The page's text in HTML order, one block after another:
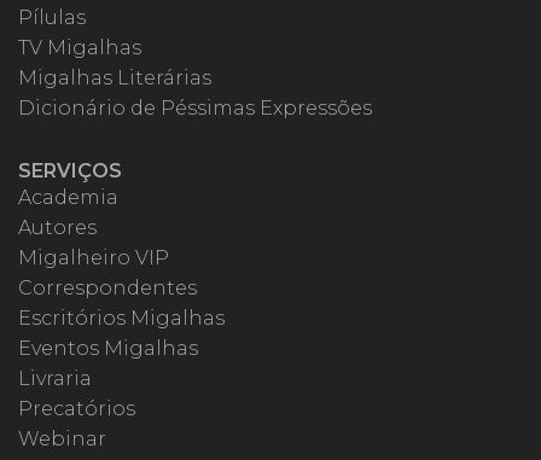
Pílulas
TV Migalhas
Migalhas Literárias
Dicionário de Péssimas Expressões
SERVIÇOS
Academia
Autores
Migalheiro VIP
Correspondentes
Escritórios Migalhas
Eventos Migalhas
Livraria
Precatórios
Webinar